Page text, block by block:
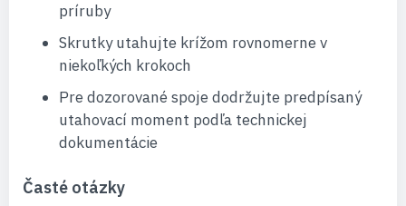
príruby
Skrutky utahujte krížom rovnomerne v
niekoľkých krokoch
Pre dozorované spoje dodržujte predpísaný
utahovací moment podľa technickej
dokumentácie
Časté otázky